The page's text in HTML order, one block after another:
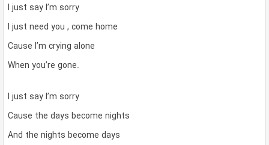
I just say I’m sorry
I just need you , come home
Cause I’m crying alone
When you’re gone.
I just say I’m sorry
Cause the days become nights
And the nights become days